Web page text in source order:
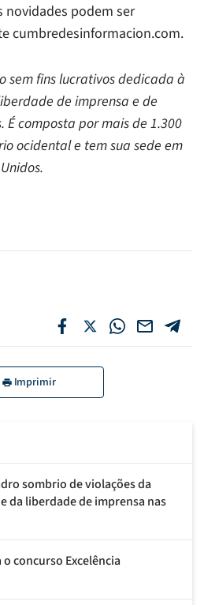
novidades podem ser
cumbredesinformacion.com.
sem fins lucrativos dedicada à
de imprensa e de
É composta por mais de 1.300
ocidental e tem sua sede em
Imprimir
sombrio de violações da
da liberdade de imprensa nas
concurso Excelência